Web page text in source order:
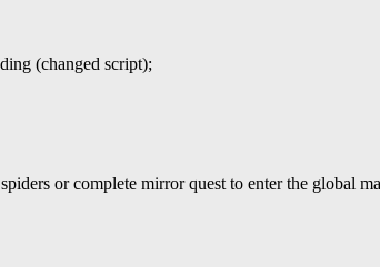
(changed script);
or complete mirror quest to enter the global